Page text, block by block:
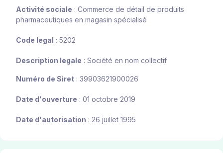
Activité sociale : Commerce de détail de produits
pharmaceutiques en magasin spécialisé
Code legal : 5202
Description legale : Société en nom collectif
Numéro de Siret : 39903621900026
Date d'ouverture : 01 octobre 2019
Date d'autorisation : 26 juillet 1995